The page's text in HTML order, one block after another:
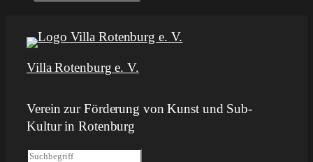
Villa Rotenburg e. V.
Verein zur Förderung von Kunst und Sub-
Kultur in Rotenburg
S